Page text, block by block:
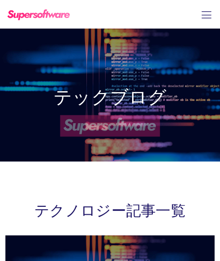
テックブログ
テクノロジー記事一覧